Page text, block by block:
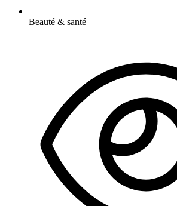
Beauté & santé